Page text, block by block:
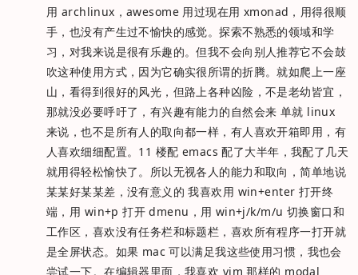
用 archlinux，awesome 用过现在用 xmonad，用得很顺
手，也没有产生过不愉快的感觉。探索不熟悉的领域和学
习，对我来说是很有乐趣的。但我不会向别人推荐它不会鼓
吹这种使用方式，因为它确实很所谓的折腾。就如爬上一座
山，看得到很好的风光，但路上各种凶险，不是老幼皆宜，
那就没必要呼吁了，有兴趣有能力的自然会来 单就 linux
来说，也不是所有人的取向都一样，有人喜欢开箱即用，有
人喜欢细细配置。11 楼配 emacs 配了大半年，我配了几天
就用得轻松愉快了。所以无视各人的能力和取向，简单地说
某某好某某差，没有意义的 我喜欢用 win+enter 打开终
端，用 win+p 打开 dmenu，用 win+j/k/m/u 切换窗口和
工作区，喜欢没有任务栏和标题栏，喜欢所有程序一打开就
是全屏状态。如果 mac 可以满足我这些使用习惯，我也会
尝试一下。在编辑器里面，我喜欢 vim 那样的 modal